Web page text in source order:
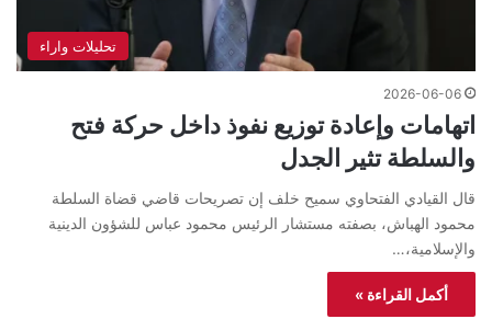
تحليلات واراء
2026-06-06
اتهامات وإعادة توزيع نفوذ داخل حركة فتح
والسلطة تثير الجدل
قال القيادي الفتحاوي سميح خلف إن تصريحات قاضي قضاة السلطة
محمود الهباش، بصفته مستشار الرئيس محمود عباس للشؤون الدينية
والإسلامية،…
أكمل القراءة »